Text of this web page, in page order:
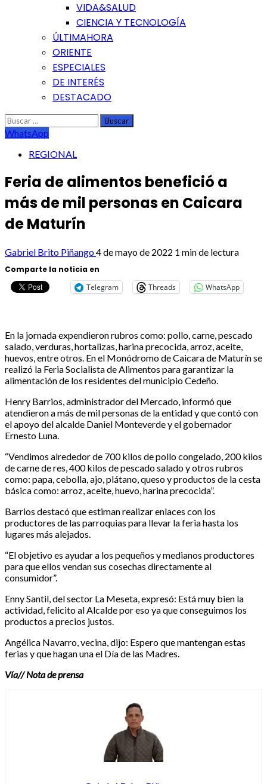
VIDA&SALUD
CIENCIA Y TECNOLOGÍA
ÚLTIMAHORA
ORIENTE
ESPECIALES
DE INTERÉS
DESTACADO
Buscar:
WhatsApp
REGIONAL
Feria de alimentos benefició a
más de mil personas en Caicara
de Maturín
Gabriel Brito Piñango4 de mayo de 2022 1 min de lectura
Comparte la noticia en
Telegram
Threads WhatsApp
En la jornada expendieron rubros como: pollo, carne, pescado
salado, verduras, hortalizas, harina precocida, arroz, aceite,
huevos, entre otros. En el Monódromo de Caicara de Maturín se
realizó la Feria Socialista de Alimentos para garantizar la
alimentación de los residentes del municipio Cedeño.
Henry Barrios, administrador del Mercado, informó que
atendieron a más de mil personas de la entidad y que contó con
el apoyo del alcalde Daniel Monteverde y el gobernador
Ernesto Luna.
“Vendimos alrededor de 700 kilos de pollo congelado, 200 kilos
de carne de res, 400 kilos de pescado salado y otros rubros
como: papa, cebolla, ajo, plátano, queso y productos de la cesta
básica como: arroz, aceite, huevo, harina precocida”.
Barrios destacó que estiman realizar enlaces con los
productores de las parroquias para llevar la feria hasta los
lugares más alejados.
“El objetivo es ayudar a los pequeños y medianos productores
para que ellos vendan sus cosechas directamente al
consumidor”.
Enny Santil, del sector La Meseta, expresó: Está muy bien la
actividad, felicito al Alcalde por eso ya que conseguimos los
productos a precios justos.
Angélica Navarro, vecina, dijo: Espero que mantengan estas
ferias y que hagan una el Día de las Madres.
Vía// Nota de prensa